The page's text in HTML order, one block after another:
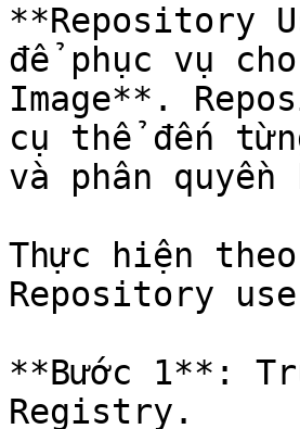
**Repository
để phục vụ
Image**.
cụ thể đến
và phân quyền
Thực hiện
Repository
**Bước 1**:
Registry.